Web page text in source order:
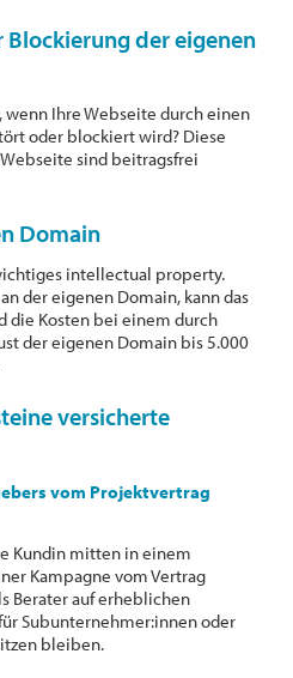
der eigenen
wenn Ihre Webseite durch einen
oder blockiert wird? Diese
sind beitragsfrei
Domain
intellectual property.
der eigenen Domain, kann das
die Kosten bei einem durch
der eigenen Domain bis 5.000
versicherte
vom Projektvertrag
Kundin mitten in einem
Kampagne vom Vertrag
Berater auf erheblichen
Subunternehmer:innen oder
bleiben.